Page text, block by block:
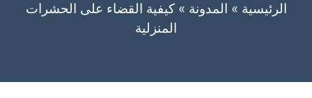
الرئيسية » المدونة »كيفية القضاء على الحشرات
المنزلية